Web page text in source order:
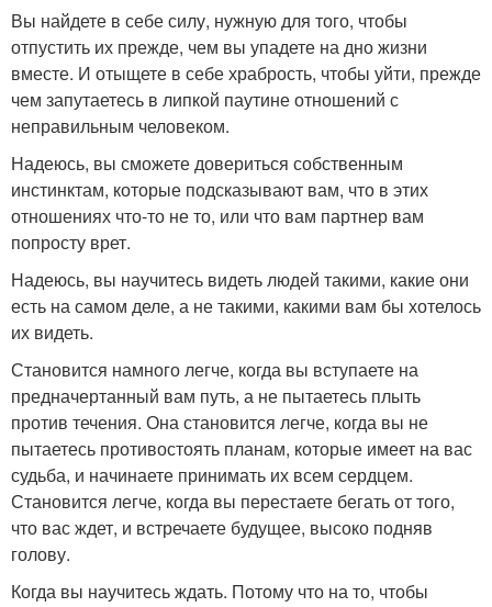
Вы найдете в себе силу, нужную для того, чтобы
отпустить их прежде, чем вы упадете на дно жизни
вместе. И отыщете в себе храбрость, чтобы уйти, прежде
чем запутаетесь в липкой паутине отношений с
неправильным человеком.
Надеюсь, вы сможете довериться собственным
инстинктам, которые подсказывают вам, что в этих
отношениях что-то не то, или что вам партнер вам
попросту врет.
Надеюсь, вы научитесь видеть людей такими, какие они
есть на самом деле, а не такими, какими вам бы хотелось
их видеть.
Становится намного легче, когда вы вступаете на
предначертанный вам путь, а не пытаетесь плыть
против течения. Она становится легче, когда вы не
пытаетесь противостоять планам, которые имеет на вас
судьба, и начинаете принимать их всем сердцем.
Становится легче, когда вы перестаете бегать от того,
что вас ждет, и встречаете будущее, высоко подняв
голову.
Когда вы научитесь ждать. Потому что на то, чтобы